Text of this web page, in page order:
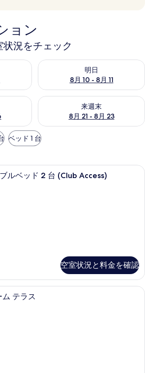
ョン
況をチェック
室状況をチェック
明日
8月 10 - 8月 11
明日 8月 10 - 8月 11 の空室状
空室状況をチェック
来週末
8月 21 - 8月 23
来週末 8月 21 - 8月 23 の空室
ベッド 1 台
エジプト綿のシーツ、高級寝具、テ
ルベッド 2 台 (Club Access)
空室状況と料金を確認
スイート 1 ベッドルーム テラス | エ
ム テラス